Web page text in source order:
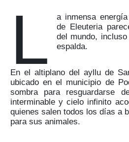
L
a inmensa
de Eleuteria
del mundo,
espalda.
En el altiplano del ayllu de
ubicado en el municipio de
sombra para resguardarse
interminable y cielo infinito
quienes salen todos los días a
para sus animales.